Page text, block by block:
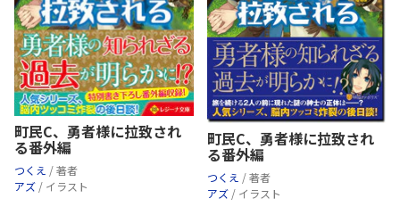
町民C、勇者様に拉致され
る番外編
つくえ / 著者
アズ / イラスト
町民C、勇者様に拉致され
る番外編
つくえ / 著者
アズ / イラスト